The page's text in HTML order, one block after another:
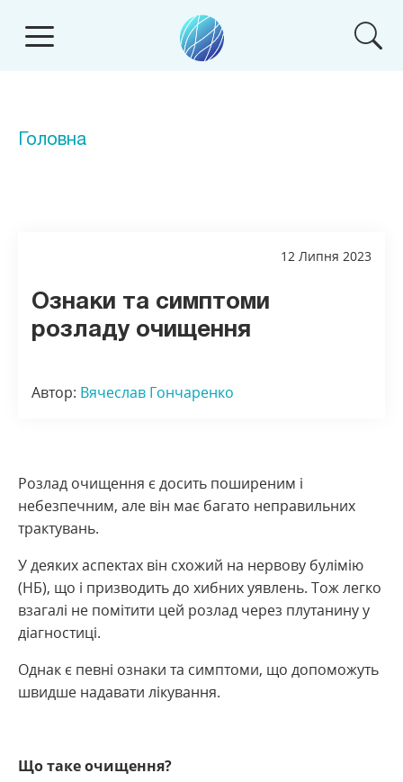
Головна
12 Липня 2023
Ознаки та симптоми
розладу очищення
Автор: Вячеслав Гончаренко
Розлад очищення є досить поширеним і
небезпечним, але він має багато неправильних
трактувань.
У деяких аспектах він схожий на нервову булімію
(НБ), що і призводить до хибних уявлень. Тож легко
взагалі не помітити цей розлад через плутанину у
діагностиці.
Однак є певні ознаки та симптоми, що допоможуть
швидше надавати лікування.
Що таке очищення?